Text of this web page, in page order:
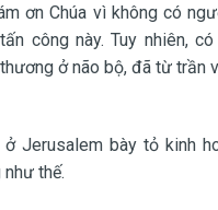
ơn Chúa vì không có
công này. Tuy nhiên,
ở não bộ, đã từ trần
ở Jerusalem bày tỏ kinh
thế.